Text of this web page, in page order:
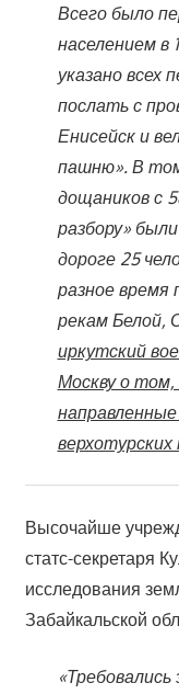
Всего было
населением в
указано всех
послать с
Енисейск и
пашню». В
дощаников с
разбору»
дороге 25
разное время
рекам Белой,
иркутский
Москву о том,
Высочайше
статс-секретаря
исследования
Забайкальской